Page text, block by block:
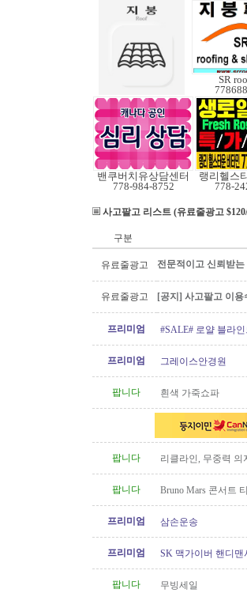
SR
밴쿠버치유상담센터
778-984-8752
랭리헬스
778-
사고팔고 리스트 (유료줄광고
구분
유료줄광고 전문적이고 신뢰받
유료줄광고 [공지] 사고팔고 이용
프리미엄 #SALE# 로얄 블라
프리미엄 그레이스안경원
팝니다 흰색 가죽쇼파
팝니다 리클라인, 무중력 의
팝니다 Bruno Mars 콘서트
프리미엄 삼손운송
프리미엄 SK 맥가이버 핸디
팝니다 무빙세일